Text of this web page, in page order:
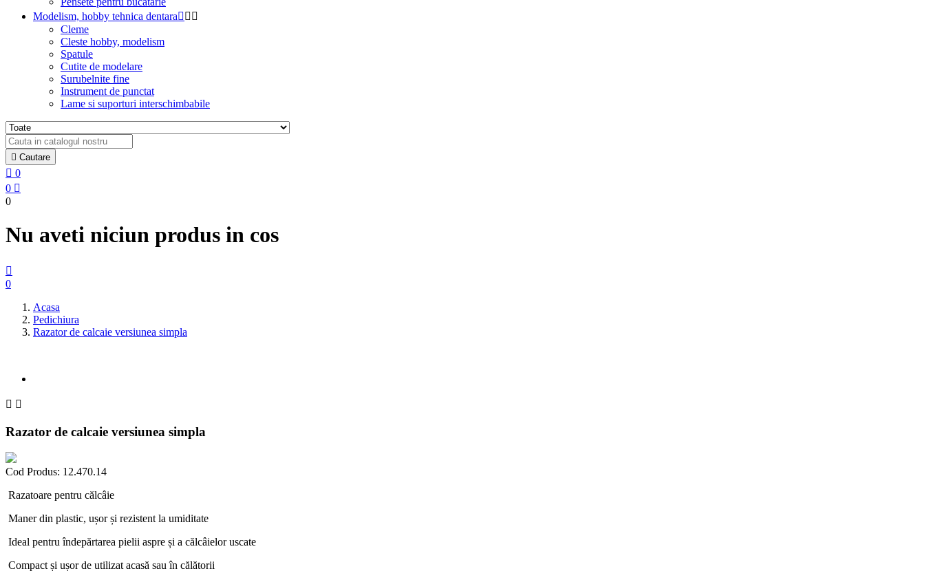
Modelism, hobby tehnica dentara  
Cleme
Cleste hobby, modelism
Spatule
Cutite de modelare
Surubelnite fine
Instrument de punctat
Lame si suporturi interschimbabile
 Cautare
 0
0 
0
Nu aveti niciun produs in cos

0
Acasa
Pedichiura
Razator de calcaie versiunea simpla
 
Razator de calcaie versiunea simpla
Cod Produs: 12.470.14
Razatoare pentru călcâie
Maner din plastic, ușor și rezistent la umiditate
Ideal pentru îndepărtarea pielii aspre și a călcâielor uscate
Compact și ușor de utilizat acasă sau în călătorii